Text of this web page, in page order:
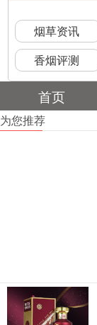
烟草资讯
香烟评测
首页
为您推荐